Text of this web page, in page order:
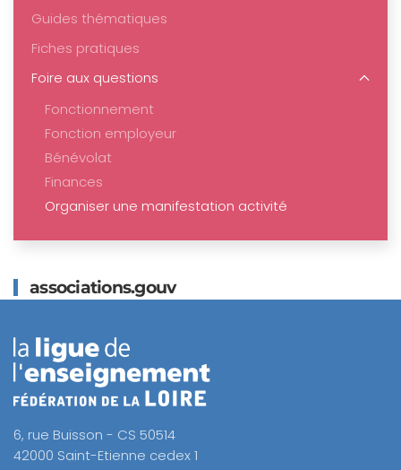
Guides thématiques
Fiches pratiques
Foire aux questions
Fonctionnement
Fonction employeur
Bénévolat
Finances
Organiser une manifestation activité
associations.gouv
6, rue Buisson - CS 50514
42000 Saint-Etienne cedex 1